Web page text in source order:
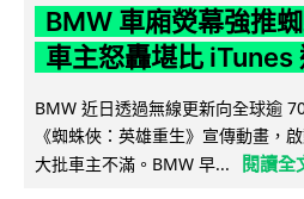
BMW 車廂熒幕強推
車主怒轟堪比 iTunes
BMW 近日透過無線更新向全球逾
《蜘蛛俠：英雄重生》宣傳動畫，
大批車主不滿。BMW 早...
閱讀全